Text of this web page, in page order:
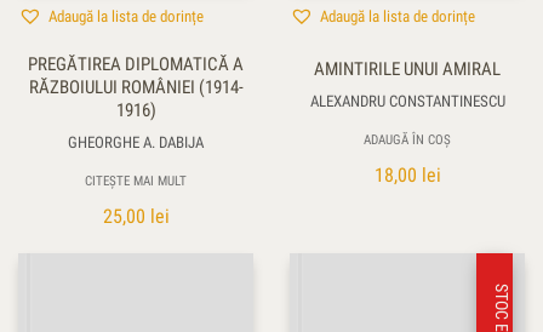
Adaugă la lista de dorințe
PREGĂTIREA DIPLOMATICĂ A
RĂZBOIULUI ROMÂNIEI (1914-
1916)
GHEORGHE A. DABIJA
CITEȘTE MAI MULT
25,00 lei
Adaugă la lista de dorințe
AMINTIRILE UNUI AMIRAL
ALEXANDRU CONSTANTINESCU
ADAUGĂ ÎN COȘ
18,00 lei